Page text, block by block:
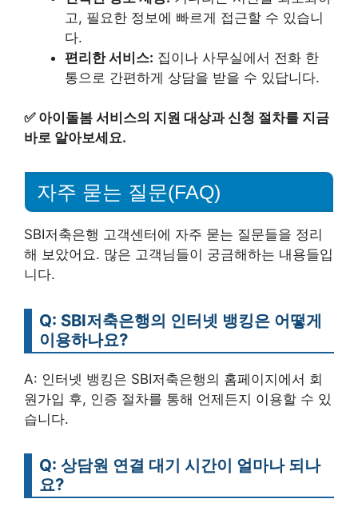
고, 필요한 정보에 빠르게 접근할 수 있습니
다.
편리한 서비스: 집이나 사무실에서 전화 한
통으로 간편하게 상담을 받을 수 있답니다.
✅ 아이돌봄 서비스의 지원 대상과 신청 절차를 지금
바로 알아보세요.
자주 묻는 질문(FAQ)
SBI저축은행 고객센터에 자주 묻는 질문들을 정리
해 보았어요. 많은 고객님들이 궁금해하는 내용들입
니다.
Q: SBI저축은행의 인터넷 뱅킹은 어떻게
이용하나요?
A: 인터넷 뱅킹은 SBI저축은행의 홈페이지에서 회
원가입 후, 인증 절차를 통해 언제든지 이용할 수 있
습니다.
Q: 상담원 연결 대기 시간이 얼마나 되나
요?